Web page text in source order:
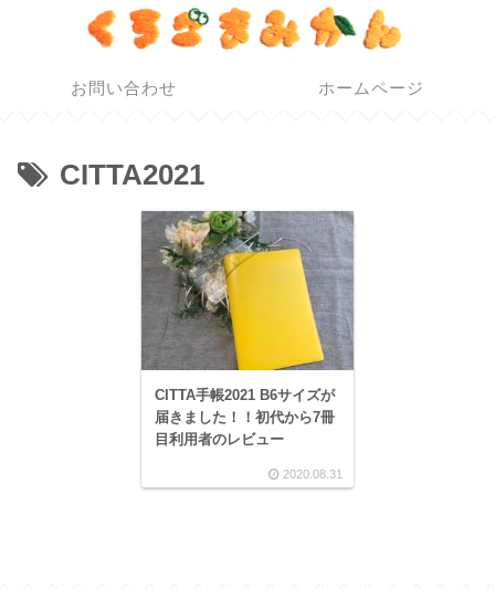
お問い合わせ ホームページ
CITTA2021
CITTA手帳2021 B6サイズが
届きました！！初代から7冊
目利用者のレビュー
2020.08.31